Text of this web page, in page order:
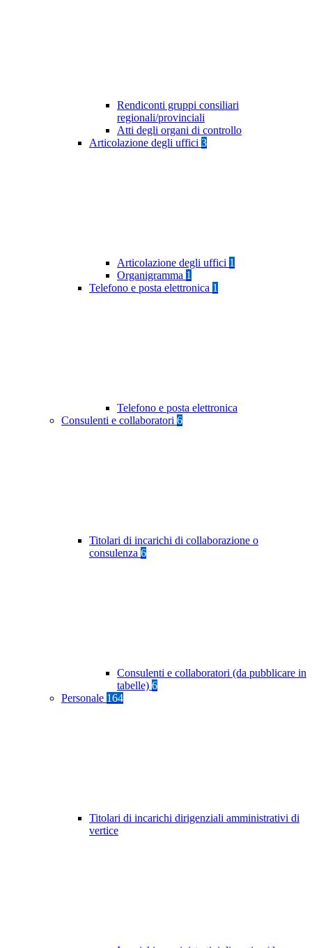
Rendiconti gruppi consiliari
regionali/provinciali
Atti degli organi di controllo
Articolazione degli uffici 3
Articolazione degli uffici 1
Organigramma 1
Telefono e posta elettronica 1
Telefono e posta elettronica
Consulenti e collaboratori 6
Titolari di incarichi di collaborazione o
consulenza 6
Consulenti e collaboratori (da pubblicare in
tabelle) 6
Personale 164
Titolari di incarichi dirigenziali amministrativi di
vertice